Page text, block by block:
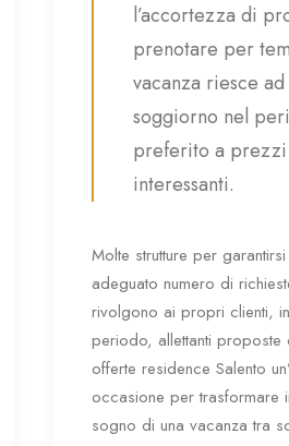
l’accortezza di
prenotare per
vacanza riesce
soggiorno nel
preferito a
interessanti.
Molte strutture per
adeguato numero di
rivolgono ai propri clienti,
periodo, allettanti proposte
offerte residence Salento
occasione per trasformare
sogno di una vacanza tra